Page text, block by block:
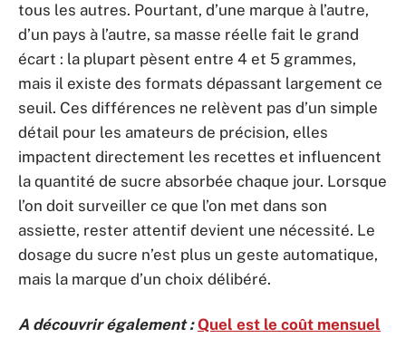
tous les autres. Pourtant, d’une marque à l’autre,
d’un pays à l’autre, sa masse réelle fait le grand
écart : la plupart pèsent entre 4 et 5 grammes,
mais il existe des formats dépassant largement ce
seuil. Ces différences ne relèvent pas d’un simple
détail pour les amateurs de précision, elles
impactent directement les recettes et influencent
la quantité de sucre absorbée chaque jour. Lorsque
l’on doit surveiller ce que l’on met dans son
assiette, rester attentif devient une nécessité. Le
dosage du sucre n’est plus un geste automatique,
mais la marque d’un choix délibéré.
A découvrir également : Quel est le coût mensuel